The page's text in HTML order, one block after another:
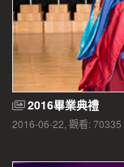
2016畢業典禮
2016-06-22, 觀看: 70335